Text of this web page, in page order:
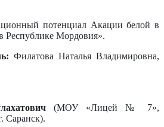
потенциал Акации белой в
Республике Мордовия».
Филатова Наталья Владимировна,
(МОУ «Лицей № 7»,
Саранск).